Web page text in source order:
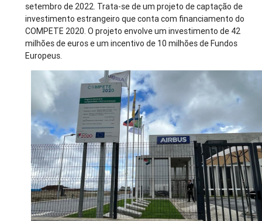
setembro de 2022. Trata-se de um projeto de captação de
investimento estrangeiro que conta com financiamento do
COMPETE 2020. O projeto envolve um investimento de 42
milhões de euros e um incentivo de 10 milhões de Fundos
Europeus.